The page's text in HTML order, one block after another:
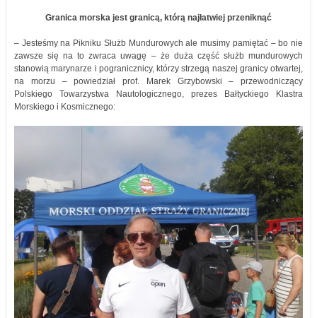
Granica morska jest granicą, którą najłatwiej przeniknąć
– Jesteśmy na Pikniku Służb Mundurowych ale musimy pamiętać – bo nie
zawsze się na to zwraca uwagę – że duża część służb mundurowych
stanowią marynarze i pogranicznicy, którzy strzegą naszej granicy otwartej,
na morzu – powiedział prof. Marek Grzybowski – przewodniczący
Polskiego Towarzystwa Nautologicznego, prezes Bałtyckiego Klastra
Morskiego i Kosmicznego: